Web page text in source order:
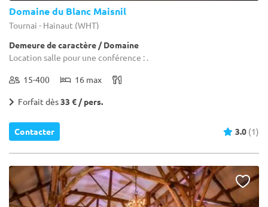
Domaine du Blanc Maisnil
Tournai - Hainaut (WHT)
Demeure de caractère / Domaine
Location salle pour une conférence : .
15-400 16 max
Forfait dès33 € / pers.
Contacter 3.0 (1)